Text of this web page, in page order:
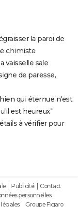
la paroi de
chimiste
vaisselle sale
de paresse,
qui éternue n'est
est heureux"
à vérifier pour
Publicité
Contact
personnelles
Groupe Figaro